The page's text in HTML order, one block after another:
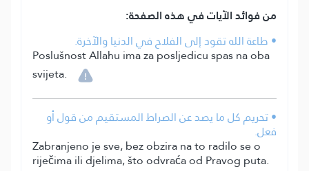
من فوائد الآيات في هذه الصفحة:
• طاعة الله تقود إلى الفلاح في الدنيا والآخرة.
Poslušnost Allahu ima za posljedicu spas na oba
svijeta.
• تحريم كل ما يصد عن الصراط المستقيم من قول أو
فعل.
Zabranjeno je sve, bez obzira na to radilo se o
riječima ili djelima, što odvraća od Pravog puta.